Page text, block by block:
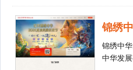
锦绣
锦绣中
中华发